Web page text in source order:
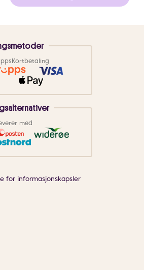
Kortbetaling
med
for informasjonskapsler